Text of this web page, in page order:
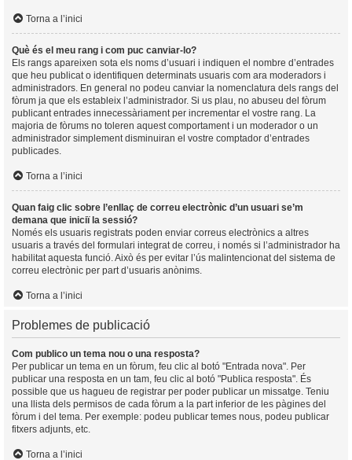
Torna a l’inici
Què és el meu rang i com puc canviar-lo?
Els rangs apareixen sota els noms d’usuari i indiquen el nombre d’entrades
que heu publicat o identifiquen determinats usuaris com ara moderadors i
administradors. En general no podeu canviar la nomenclatura dels rangs del
fòrum ja que els estableix l’administrador. Si us plau, no abuseu del fòrum
publicant entrades innecessàriament per incrementar el vostre rang. La
majoria de fòrums no toleren aquest comportament i un moderador o un
administrador simplement disminuiran el vostre comptador d’entrades
publicades.
Torna a l’inici
Quan faig clic sobre l’enllaç de correu electrònic d’un usuari se’m
demana que iniciï la sessió?
Només els usuaris registrats poden enviar correus electrònics a altres
usuaris a través del formulari integrat de correu, i només si l’administrador ha
habilitat aquesta funció. Això és per evitar l’ús malintencionat del sistema de
correu electrònic per part d’usuaris anònims.
Torna a l’inici
Problemes de publicació
Com publico un tema nou o una resposta?
Per publicar un tema en un fòrum, feu clic al botó "Entrada nova". Per
publicar una resposta en un tam, feu clic al botó "Publica resposta". És
possible que us hagueu de registrar per poder publicar un missatge. Teniu
una llista dels permisos de cada fòrum a la part inferior de les pàgines del
fòrum i del tema. Per exemple: podeu publicar temes nous, podeu publicar
fitxers adjunts, etc.
Torna a l’inici